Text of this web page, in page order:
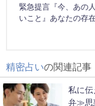
緊急提言『今、あの
いこと』あなたの存
精密占いの関連記事
私に
弁≫思